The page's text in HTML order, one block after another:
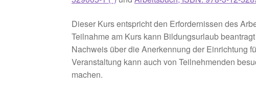
Dieser Kurs entspricht den Erfordernissen des
Teilnahme am Kurs kann Bildungsurlaub
Nachweis über die Anerkennung der Einrichtung
Veranstaltung kann auch von Teilnehmenden
machen.